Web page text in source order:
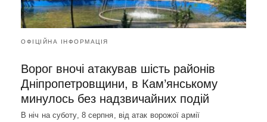
ОФІЦІЙНА ІНФОРМАЦІЯ
Ворог вночі атакував шість районів
Дніпропетровщини, в Кам’янському
минулось без надзвичайних подій
В ніч на суботу, 8 серпня, від атак ворожої армії